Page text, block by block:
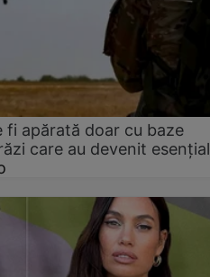
fi apărată doar cu baze
care au devenit